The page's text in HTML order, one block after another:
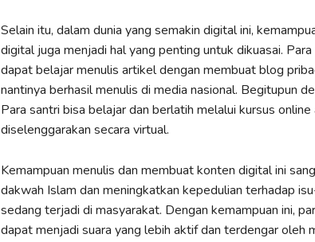
Selain itu, dalam dunia yang semakin digital ini,
digital juga menjadi hal yang penting untuk dikuasai.
dapat belajar menulis artikel dengan membuat blog
nantinya berhasil menulis di media nasional. Begitupun
Para santri bisa belajar dan berlatih melalui kursus
diselenggarakan secara virtual.
Kemampuan menulis dan membuat konten digital ini
dakwah Islam dan meningkatkan kepedulian terhadap
sedang terjadi di masyarakat. Dengan kemampuan ini,
dapat menjadi suara yang lebih aktif dan terdengar oleh